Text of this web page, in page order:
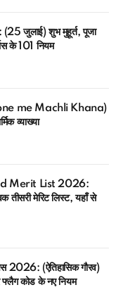
जुलाई) शुभ मुहूर्त, पूजा
के 101 नियम
me Machli Khana)
व्याख्या
Merit List 2026:
तीसरी मेरिट लिस्ट, यहाँ से
2026: (ऐतिहासिक गौरव)
फ्लैग कोड के नए नियम